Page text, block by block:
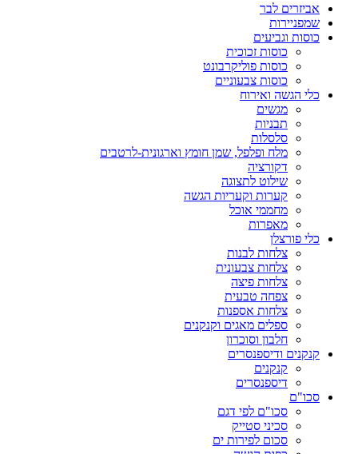
אביזרים לבר
שמפניירות
כוסות וגביעים
כוסות זכוכית
כוסות פוליקרבונט
כוסות צבעוניים
כלי הגשה ואירוח
מגשים
תבניות
סלסלות
מלח ופלפל, שמן חומץ וארגונית-לרטבים
דקורציה
שילוט לתצוגה
קערות וקעריות הגשה
מחממי אוכל
מאפרות
כלי פורצלן
צלחות לבנות
צלחות צבעונית
צלחות פיצה
צפחה טבעית
צלחות אספנות
ספלים מאגים וקנקנים
חלבון וסוכרון
קנקנים ודיספנסרים
קנקנים
דיספנסרים
סכו"ם
סכו"ם לפי דגם
סכיני סטייק
סכום לפירות ים